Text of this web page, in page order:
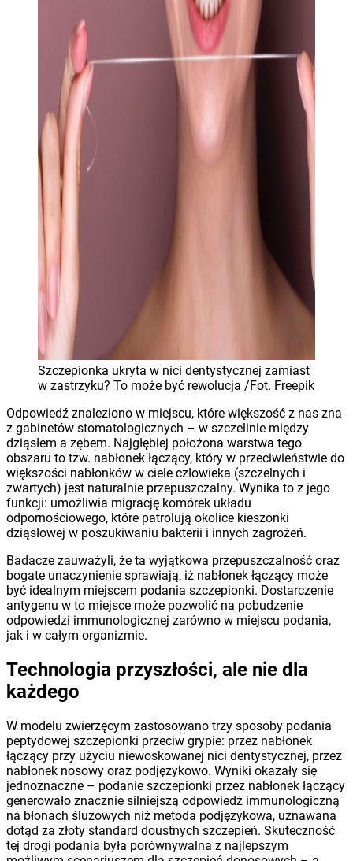
Szczepionka ukryta w nici dentystycznej zamiast
w zastrzyku? To może być rewolucja /Fot. Freepik
Odpowiedź znaleziono w miejscu, które większość z nas zna
z gabinetów stomatologicznych – w szczelinie między
dziąsłem a zębem. Najgłębiej położona warstwa tego
obszaru to tzw. nabłonek łączący, który w przeciwieństwie do
większości nabłonków w ciele człowieka (szczelnych i
zwartych) jest naturalnie przepuszczalny. Wynika to z jego
funkcji: umożliwia migrację komórek układu
odpornościowego, które patrolują okolice kieszonki
dziąsłowej w poszukiwaniu bakterii i innych zagrożeń.
Badacze zauważyli, że ta wyjątkowa przepuszczalność oraz
bogate unaczynienie sprawiają, iż nabłonek łączący może
być idealnym miejscem podania szczepionki. Dostarczenie
antygenu w to miejsce może pozwolić na pobudzenie
odpowiedzi immunologicznej zarówno w miejscu podania,
jak i w całym organizmie.
Technologia przyszłości, ale nie dla
każdego
W modelu zwierzęcym zastosowano trzy sposoby podania
peptydowej szczepionki przeciw grypie: przez nabłonek
łączący przy użyciu niewoskowanej nici dentystycznej, przez
nabłonek nosowy oraz podjęzykowo. Wyniki okazały się
jednoznaczne – podanie szczepionki przez nabłonek łączący
generowało znacznie silniejszą odpowiedź immunologiczną
na błonach śluzowych niż metoda podjęzykowa, uznawana
dotąd za złoty standard doustnych szczepień. Skuteczność
tej drogi podania była porównywalna z najlepszym